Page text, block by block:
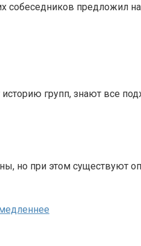
собеседников предложил
историю групп, знают все
но при этом существуют